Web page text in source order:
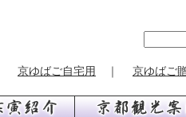
京ゆばご自宅用 京ゆばご